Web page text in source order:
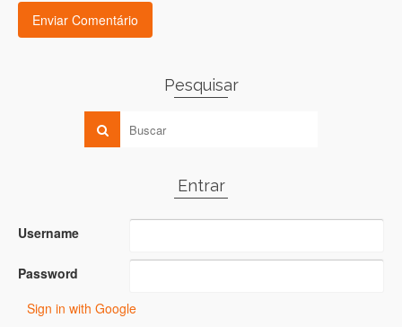
Pesquisar
Entrar
Username
Password
Sign in with Google